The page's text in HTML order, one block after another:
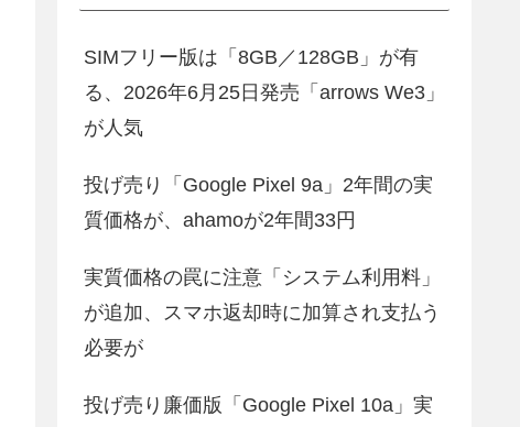
SIMフリー版は「8GB／128GB」が有
る、2026年6月25日発売「arrows We3」
が人気
投げ売り「Google Pixel 9a」2年間の実
質価格が、ahamoが2年間33円
実質価格の罠に注意「システム利用料」
が追加、スマホ返却時に加算され支払う
必要が
投げ売り廉価版「Google Pixel 10a」実